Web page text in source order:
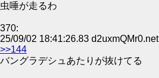
虫唾が走るわ
370:
25/09/02 18:41:26.83 d2uxmQMr0.net
>>144
バングラデシュあたりが抜けてる